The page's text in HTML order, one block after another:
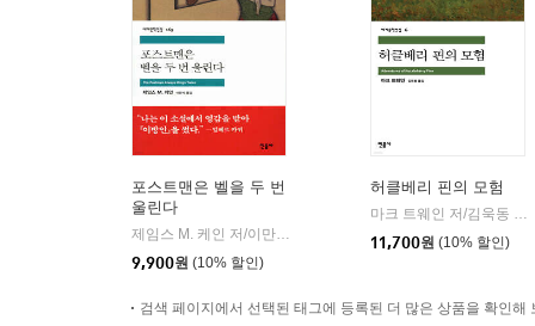
포스트맨은 벨을 두 번
울린다
제임스 M. 케인 저/이만식 역
9,900원 (10% 할인)
허클베리 핀의 모험
마크 트웨인 저/김욱동 역
11,700원 (10% 할인)
검색 페이지에서 선택된 태그에 등록된 더 많은 상품을 확인해